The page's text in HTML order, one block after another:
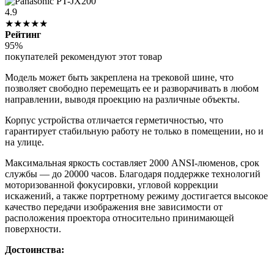
4.9
★★★★★
Рейтинг
95%
покупателей рекомендуют этот товар
Модель может быть закреплена на трековой шине, что
позволяет свободно перемещать ее и разворачивать в любом
направлении, выводя проекцию на различные объекты.
Корпус устройства отличается герметичностью, что
гарантирует стабильную работу не только в помещении, но и
на улице.
Максимальная яркость составляет 2000 ANSI-люменов, срок
службы — до 20000 часов. Благодаря поддержке технологий
моторизованной фокусировки, угловой коррекции
искажений, а также портретному режиму достигается высокое
качество передачи изображения вне зависимости от
расположения проектора относительно принимающей
поверхности.
Достоинства: